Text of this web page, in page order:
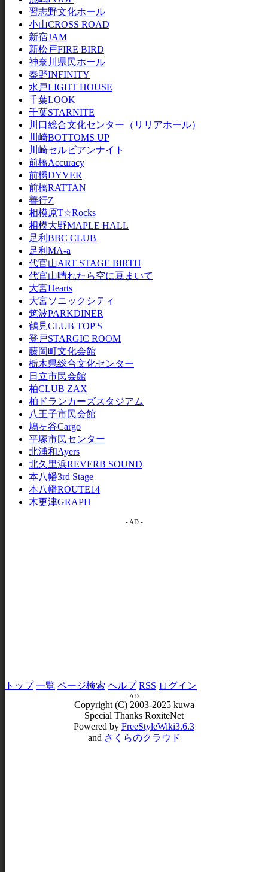
習志野文化ホール
小山CROSS ROAD
新宿JAM
新松戸FIRE BIRD
神奈川県民ホール
秦野INFINITY
水戸LIGHT HOUSE
千葉LOOK
千葉STARNITE
川口総合文化センター（リリアホール）
川崎BOTTOMS UP
川崎セルビアンナイト
前橋Accuracy
前橋DYVER
前橋RATTAN
善行Z
相模原T☆Rocks
相模大野MAPLE HALL
足利BBC CLUB
足利MA-a
代官山ART STAGE BIRTH
代官山晴れたら空に豆まいて
大宮Hearts
大宮ソニックシティ
筑波PARKDINER
鶴見CLUB TOP'S
登戸STARGIC ROOM
藤岡町文化会館
栃木県総合文化センター
日立市民会館
柏CLUB ZAX
柏ドランカーズスタジアム
八王子市民会館
鳩ヶ谷Cargo
平塚市民センター
北浦和Ayers
北久里浜REVERB SOUND
本八幡3rd Stage
本八幡ROUTE14
木更津GRAPH
- AD -
トップ 一覧 ページ検索 ヘルプ RSS ログイン
- AD -
Copyright (C) 2003-2025 kuwa
Special Thanks RoxiteNet
Powered by FreeStyleWiki3.6.3
and さくらのクラウド